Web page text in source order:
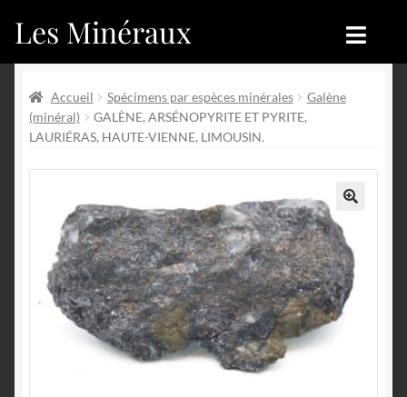
Aller
à
navigation
Aller
au
Les Minéraux
Catégories
Nouveautés
Mon compte
Boutique
Nouveautés
Achat
Contactez-nous
Accueil Spécimens par espèces minérales
Galène
(minéral)
GALÈNE, ARSÉNOPYRITE ET PYRITE,
LAURIÉRAS, HAUTE-VIENNE, LIMOUSIN.